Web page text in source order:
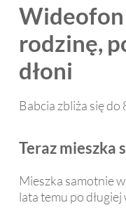
Wideofon
rodzinę,
dłoni
Babcia zbliża się do
Teraz mieszka
Mieszka samotnie
lata temu po